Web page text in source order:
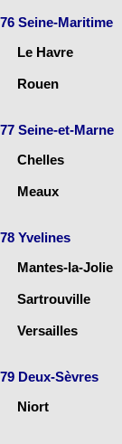
76 Seine-Maritime
Le Havre
Rouen
77 Seine-et-Marne
Chelles
Meaux
78 Yvelines
Mantes-la-Jolie
Sartrouville
Versailles
79 Deux-Sèvres
Niort